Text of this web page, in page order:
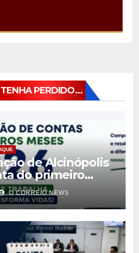
PERDIDO...
de Alcinópolis
do primeiro
2026
O CORREIO NEWS